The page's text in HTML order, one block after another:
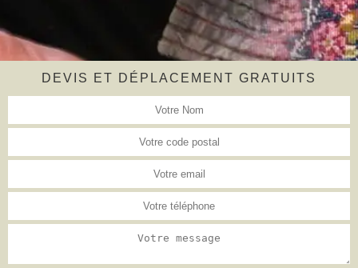
DEVIS ET DÉPLACEMENT GRATUITS